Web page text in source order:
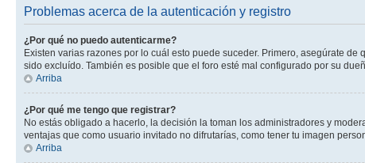
Problemas acerca de la autenticación y registro
¿Por qué no puedo autenticarme?
Existen varias razones por lo cuál esto puede suceder. Primero, asegúrate
sido excluído. También es posible que el foro esté mal configurado por su
Arriba
¿Por qué me tengo que registrar?
No estás obligado a hacerlo, la decisión la toman los administradores y
ventajas que como usuario invitado no difrutarías, como tener tu imagen
Arriba